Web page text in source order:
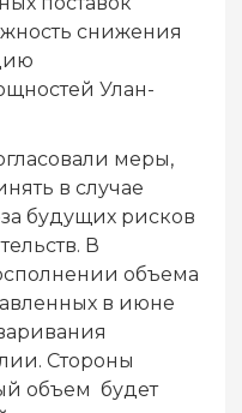
снижения
Улан-
меры,
в случае
будущих рисков
В
объема
в июне
Стороны
объем будет